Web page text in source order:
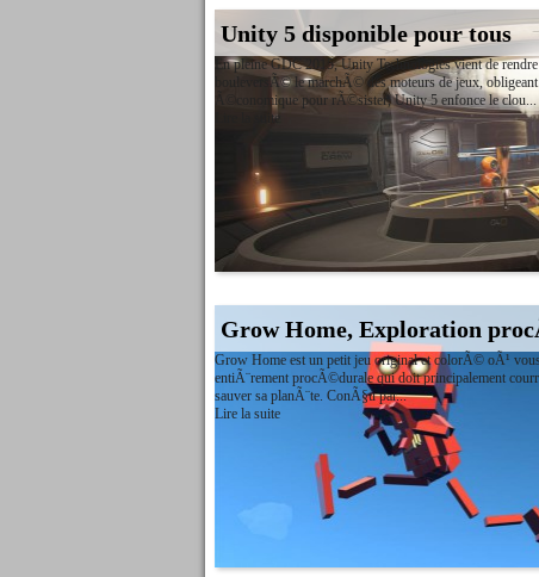
Unity 5 disponible pour tous
En pleine GDC 2015, Unity Technologies vient de
bouleversÃ© le marchÃ© des moteurs de jeux,
Ã©conomique pour rÃ©sister, Unity 5 enfonce le clou...
Lire la suite
Grow Home, Exploration
Grow Home est un petit jeu original et colorÃ© oÃ¹
entiÃ¨rement procÃ©durale qui doit principalement
sauver sa planÃ¨te. ConÃ§u par...
Lire la suite